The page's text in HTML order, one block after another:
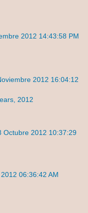
2012 14:43:58 PM
2012 16:04:12
2012
Octubre 2012 10:37:29
06:36:42 AM